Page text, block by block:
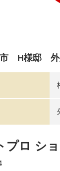
H様邸 外
プロ シ